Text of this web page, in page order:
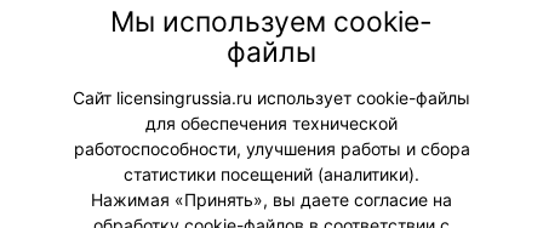
теперь можно купить игрушку-
персонажа знаменитого
мультсериала Looney Tunes в виде
футболиста.
#Коллаборации
Мы используем cookie-
файлы
Сайт licensingrussia.ru использует cookie-файлы
для обеспечения технической
работоспособности, улучшения работы и сбора
статистики посещений (аналитики).
Нажимая «Принять», вы даете согласие на